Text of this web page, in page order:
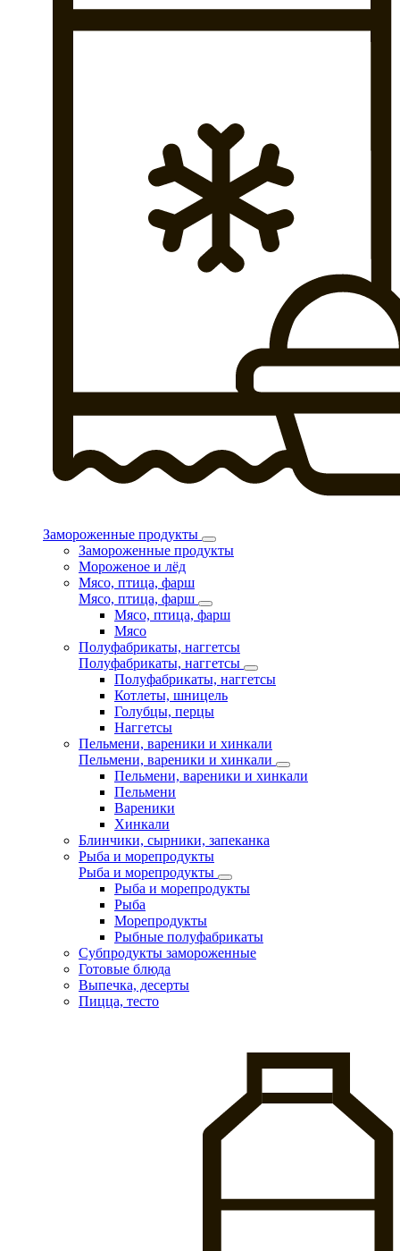
Замороженные продукты
Замороженные продукты
Мороженое и лёд
Мясо, птица, фарш
Мясо, птица, фарш
Мясо, птица, фарш
Мясо
Полуфабрикаты, наггетсы
Полуфабрикаты, наггетсы
Полуфабрикаты, наггетсы
Котлеты, шницель
Голубцы, перцы
Наггетсы
Пельмени, вареники и хинкали
Пельмени, вареники и хинкали
Пельмени, вареники и хинкали
Пельмени
Вареники
Хинкали
Блинчики, сырники, запеканка
Рыба и морепродукты
Рыба и морепродукты
Рыба и морепродукты
Рыба
Морепродукты
Рыбные полуфабрикаты
Субпродукты замороженные
Готовые блюда
Выпечка, десерты
Пицца, тесто